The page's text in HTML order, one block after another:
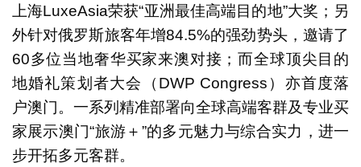
上海LuxeAsia荣获“亚洲最佳高端目的地”大奖；另
外针对俄罗斯旅客年增84.5%的强劲势头，邀请了
60多位当地奢华买家来澳对接；而全球顶尖目的
地婚礼策划者大会（DWP Congress）亦首度落
户澳门。一系列精准部署向全球高端客群及专业买
家展示澳门“旅游＋”的多元魅力与综合实力，进一
步开拓多元客群。